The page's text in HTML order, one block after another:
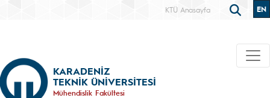
KTÜ Anasayfa EN
KARADENİZ
TEKNİK ÜNİVERSİTESİ
Mühendislik Fakültesi